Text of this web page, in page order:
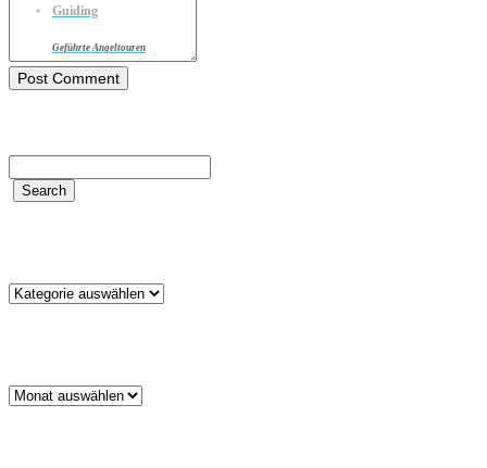
Guiding
Geführte Angeltouren
Kategorien
Archiv